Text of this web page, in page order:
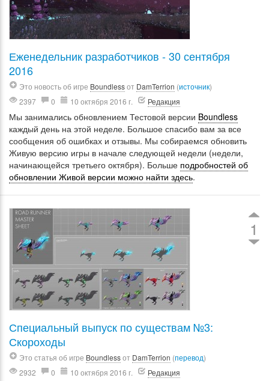
Еженедельник разработчиков - 30 сентября
2016
Это новость об игре Boundlessот DamTerrion (источник)
2397
0 10 октября 2016 г. Редакция
Мы занимались обновлением Тестовой версии Boundless
каждый день на этой неделе. Большое спасибо вам за все
сообщения об ошибках и отзывы. Мы собираемся обновить
Живую версию игры в начале следующей недели (недели,
начинающейся третьего октября). Больше подробностей об
обновлении Живой версии можно найти здесь.
1
Специальный выпуск по существам №3:
Скороходы
Это статья об игре Boundlessот DamTerrion (перевод)
2932
0 10 октября 2016 г. Редакция